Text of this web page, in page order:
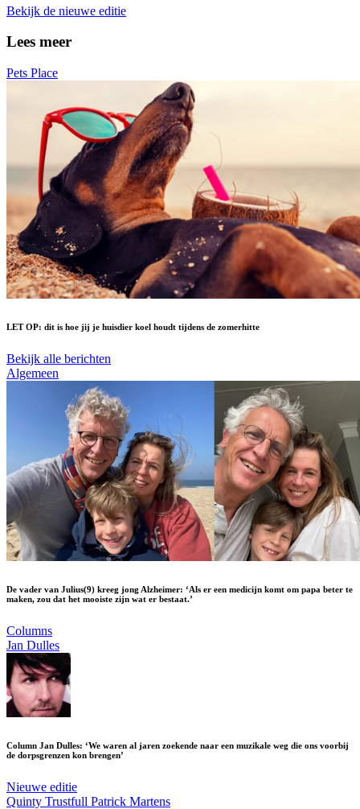
Bekijk de nieuwe editie
Lees meer
Pets Place
LET OP: dit is hoe jij je huisdier koel houdt tijdens de zomerhitte
Bekijk alle berichten
Algemeen
De vader van Julius(9) kreeg jong Alzheimer: ‘Als er een medicijn komt om papa beter te
maken, zou dat het mooiste zijn wat er bestaat.’
Columns
Jan Dulles
Column Jan Dulles: ‘We waren al jaren zoekende naar een muzikale weg die ons voorbij
de dorpsgrenzen kon brengen’
Nieuwe editie
Quinty Trustfull Patrick Martens